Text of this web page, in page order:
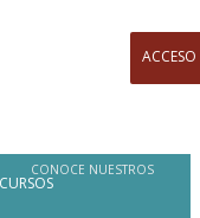
ACCESO
CURSOS